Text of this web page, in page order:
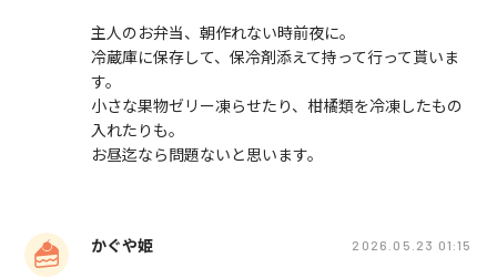
主人のお弁当、朝作れない時前夜に。
冷蔵庫に保存して、保冷剤添えて持って行って貰いま
す。
小さな果物ゼリー凍らせたり、柑橘類を冷凍したもの
入れたりも。
お昼迄なら問題ないと思います。
かぐや姫 2026.05.23 01:15